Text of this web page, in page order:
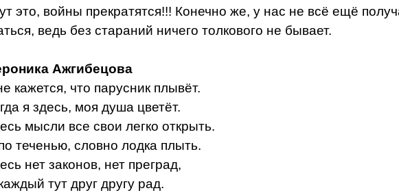
это, войны прекратятся!!! Конечно же, у нас не всё ещё
ведь без стараний ничего толкового не бывает.
Ажгибецова
кажется, что парусник плывёт.
я здесь, моя душа цветёт.
мысли все свои легко открыть.
теченью, словно лодка плыть.
нет законов, нет преград,
тут друг другу рад.